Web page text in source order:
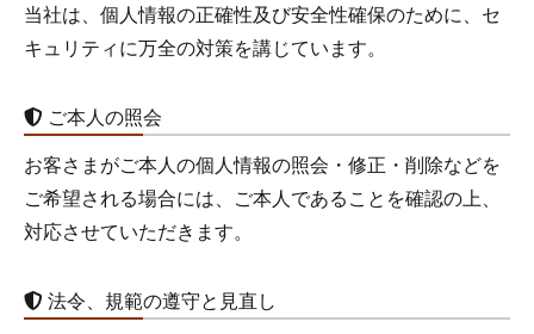
当社は、個人情報の正確性及び安全性確保のために、セ
キュリティに万全の対策を講じています。
ご本人の照会
お客さまがご本人の個人情報の照会・修正・削除などを
ご希望される場合には、ご本人であることを確認の上、
対応させていただきます。
法令、規範の遵守と見直し